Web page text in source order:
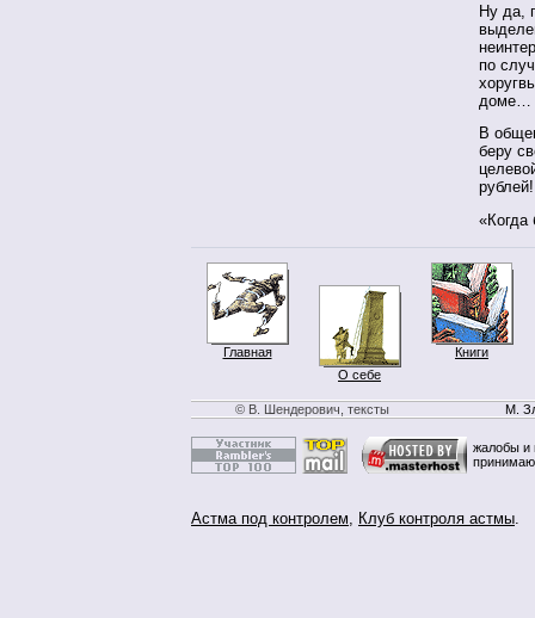
Ну да,
по
доме…
В
беру
рублей!
«Когда
Главная
О себе
Книги
© В. Шендерович, тексты М.
жалобы и
Астма под контролем, Клуб контроля астмы.